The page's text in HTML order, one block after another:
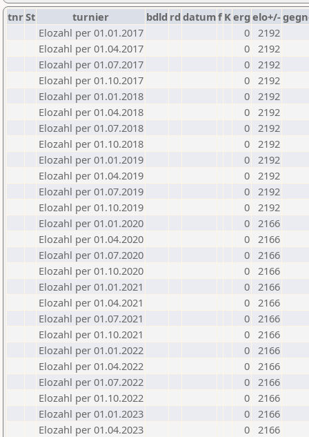
tnrSt turnier bdld rd datumf Kerg elo+/-
Elozahl per 01.01.2017
0 2192
Elozahl per 01.04.2017
0 2192
Elozahl per 01.07.2017
0 2192
Elozahl per 01.10.2017
0 2192
Elozahl per 01.01.2018
0 2192
Elozahl per 01.04.2018
0 2192
Elozahl per 01.07.2018
0 2192
Elozahl per 01.10.2018
0 2192
Elozahl per 01.01.2019
0 2192
Elozahl per 01.04.2019
0 2192
Elozahl per 01.07.2019
0 2192
Elozahl per 01.10.2019
0 2192
Elozahl per 01.01.2020
0 2166
Elozahl per 01.04.2020
0 2166
Elozahl per 01.07.2020
0 2166
Elozahl per 01.10.2020
0 2166
Elozahl per 01.01.2021
0 2166
Elozahl per 01.04.2021
0 2166
Elozahl per 01.07.2021
0 2166
Elozahl per 01.10.2021
0 2166
Elozahl per 01.01.2022
0 2166
Elozahl per 01.04.2022
0 2166
Elozahl per 01.07.2022
0 2166
Elozahl per 01.10.2022
0 2166
Elozahl per 01.01.2023
0 2166
Elozahl per 01.04.2023
0 2166